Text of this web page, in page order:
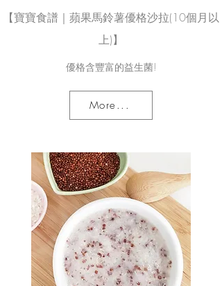
【寶寶食譜｜蘋果馬鈴薯優格沙拉(10個月以
上)】
優格含豐富的益生菌!
More...